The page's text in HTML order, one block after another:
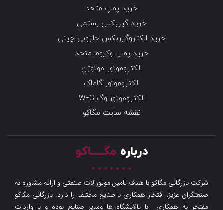
خرید پمپ متحد
خرید گیربکس رستمی
خرید الکتروگیربکس حلزونی چینی
خرید پمپ وکیوم متحد
الکتروموتور موتوژن
الکتروموتور گاماک
الکتروموتور وگ WEG
نقشه سایت مگاکو
درباره مگـــــاکو
شرکت بازرگانی مگاکو با هدف تامین موتورالات صنعتی و ارائه مشاوره به
صنعتگران عزیز، افتخار همکاری با صنایع مختلف را دارد. بازرگانی مگاکو
مفتخر به همکاری با پالایشگاه ها وسایر صنایع بوده و با واردات